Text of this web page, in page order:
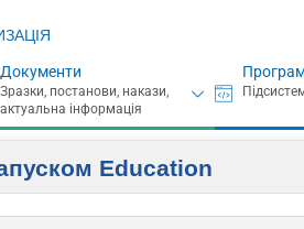
Документи
Education